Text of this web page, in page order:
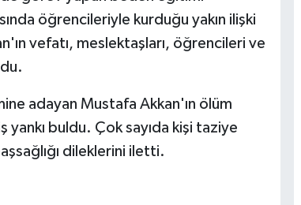
öğrencileriyle kurduğu yakın ilişki
vefatı, meslektaşları, öğrencileri ve
adayan Mustafa Akkan'ın ölüm
yankı buldu. Çok sayıda kişi taziye
dileklerini iletti.